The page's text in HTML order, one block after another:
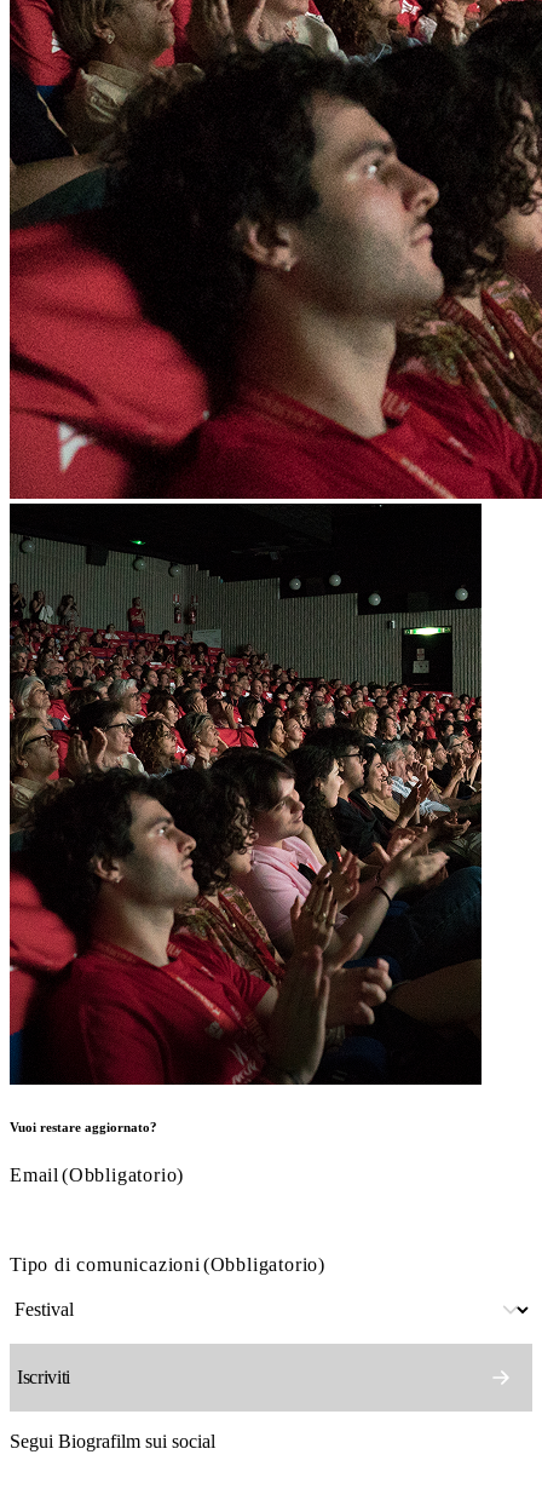
Vuoi restare aggiornato?
Email (Obbligatorio)
Tipo di comunicazioni (Obbligatorio)
Segui Biografilm sui social